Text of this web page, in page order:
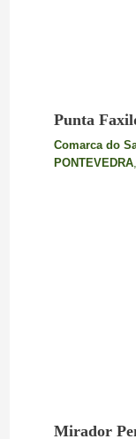
Punta
Comarca do
PONTEVEDRA,
Mirador